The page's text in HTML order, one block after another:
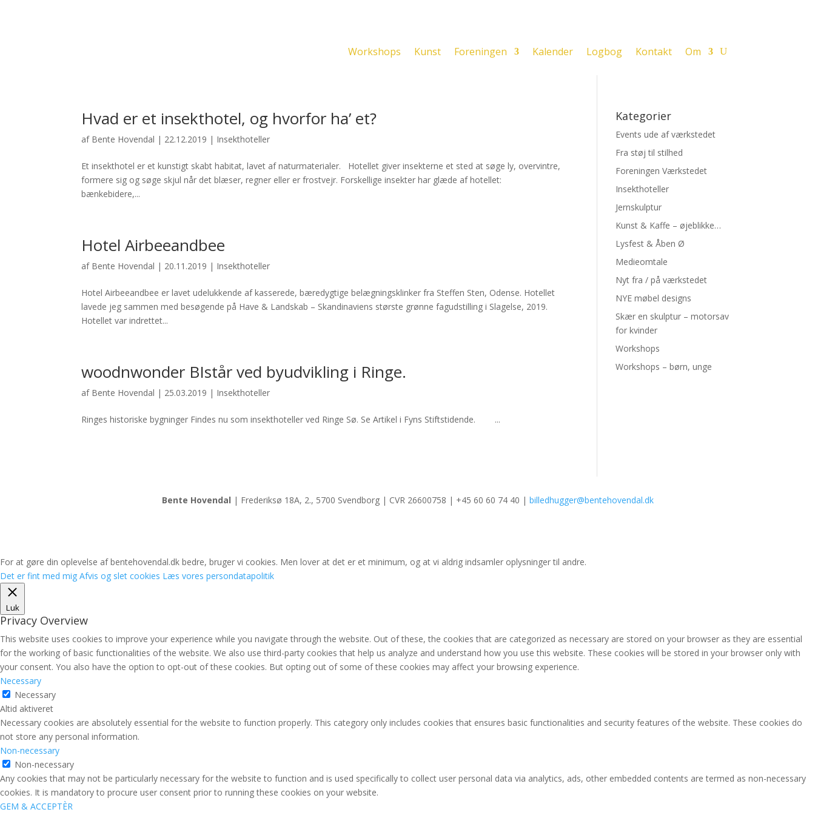
Workshops Kunst Foreningen Kalender Logbog Kontakt Om
Hvad er et insekthotel, og hvorfor ha’ et?
af Bente Hovendal | 22.12.2019 | Insekthoteller
Et insekthotel er et kunstigt skabt habitat, lavet af naturmaterialer. Hotellet giver insekterne et sted at søge ly, overvintre,
formere sig og søge skjul når det blæser, regner eller er frostvejr. Forskellige insekter har glæde af hotellet:
bænkebidere,...
Hotel Airbeeandbee
af Bente Hovendal | 20.11.2019 | Insekthoteller
Hotel Airbeeandbee er lavet udelukkende af kasserede, bæredygtige belægningsklinker fra Steffen Sten, Odense. Hotellet
lavede jeg sammen med besøgende på Have & Landskab – Skandinaviens største grønne fagudstilling i Slagelse, 2019.
Hotellet var indrettet...
woodnwonder BIstår ved byudvikling i Ringe.
af Bente Hovendal | 25.03.2019 | Insekthoteller
Ringes historiske bygninger Findes nu som insekthoteller ved Ringe Sø. Se Artikel i Fyns Stiftstidende. ...
Kategorier
Events ude af værkstedet
Fra støj til stilhed
Foreningen Værkstedet
Insekthoteller
Jernskulptur
Kunst & Kaffe – øjeblikke…
Lysfest & Åben Ø
Medieomtale
Nyt fra / på værkstedet
NYE møbel designs
Skær en skulptur – motorsav
for kvinder
Workshops
Workshops – børn, unge
Bente Hovendal | Frederiksø 18A, 2., 5700 Svendborg | CVR 26600758 | +45 60 60 74 40 | billedhugger@bentehovendal.dk
For at gøre din oplevelse af bentehovendal.dk bedre, bruger vi cookies. Men lover at det er et minimum, og at vi aldrig indsamler oplysninger til andre.
Det er fint med mig Afvis og slet cookies Læs vores persondatapolitik
Luk
Privacy Overview
This website uses cookies to improve your experience while you navigate through the website. Out of these, the cookies that are categorized as necessary are stored on your browser as they are essential
for the working of basic functionalities of the website. We also use third-party cookies that help us analyze and understand how you use this website. These cookies will be stored in your browser only with
your consent. You also have the option to opt-out of these cookies. But opting out of some of these cookies may affect your browsing experience.
Necessary
Necessary
Altid aktiveret
Necessary cookies are absolutely essential for the website to function properly. This category only includes cookies that ensures basic functionalities and security features of the website. These cookies do
not store any personal information.
Non-necessary
Non-necessary
Any cookies that may not be particularly necessary for the website to function and is used specifically to collect user personal data via analytics, ads, other embedded contents are termed as non-necessary
cookies. It is mandatory to procure user consent prior to running these cookies on your website.
GEM & ACCEPTÈR